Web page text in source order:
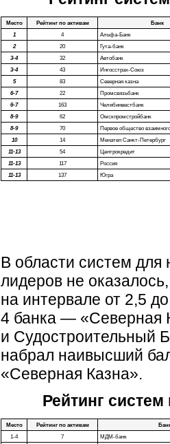
Место Рейтинг по активам
Банк
1
4
Альфа-Банк
2
20
Гута-банк
3-4
32
Автобанк
3-4
43
Ингосстрах-Союз
5
83
Северная казна
6-7
22
Промсвязьбанк
6-7
163
Челябинвестбанк
8-9
62
Омскпромстройбанк
8-9
70
Первое общество
10
14
Менатеп Санкт-Петербург
11-13
54
Центрокредит
11-13
117
Россия
11-13
137 Югра
В области систем для
лидеров не
на интервале от 2,5
4 банка — «Северная
и Судостроительный
набрал наивысший
«Северная Казна».
Рейтинг
Место Рейтинг по активам
1-4
7
МДМ-банк